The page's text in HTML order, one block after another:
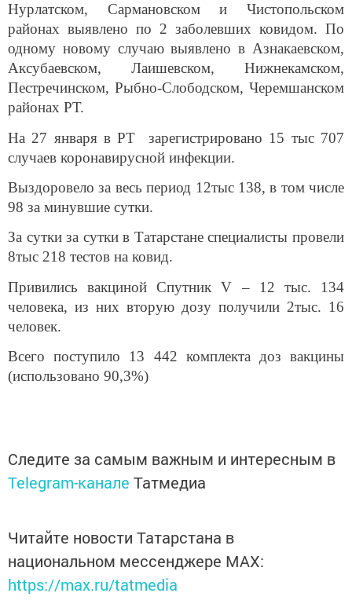
Нурлатском, Сармановском и Чистопольском
районах выявлено по 2 заболевших ковидом. По
одному новому случаю выявлено в Азнакаевском,
Аксубаевском, Лаишевском, Нижнекамском,
Пестречинском, Рыбно-Слободском, Черемшанском
районах РТ.
На 27 января в РТ зарегистрировано 15 тыс 707
случаев коронавирусной инфекции.
Выздоровело за весь период 12тыс 138, в том числе
98 за минувшие сутки.
За сутки за сутки в Татарстане специалисты провели
8тыс 218 тестов на ковид.
Привились вакциной Спутник V – 12 тыс. 134
человека, из них вторую дозу получили 2тыс. 16
человек.
Всего поступило 13 442 комплекта доз вакцины
(использовано 90,3%)
Следите за самым важным и интересным в
Telegram-канале Татмедиа
Читайте новости Татарстана в
национальном мессенджере MАХ:
https://max.ru/tatmedia